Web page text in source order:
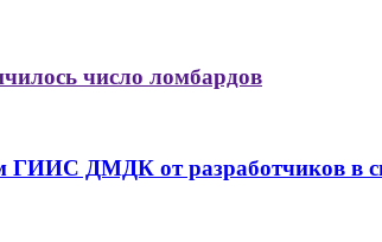
число ломбардов
ГИИС ДМДК от разработчиков в